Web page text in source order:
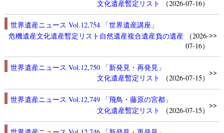
文化遺産暫定リスト （2026-07-16）
世界遺産ニュース Vol.12,754 「世界遺産講座」
危機遺産文化遺産暫定リスト 自然遺産複合遺産負の遺産
（2026-
07-16）
>>
世界遺産ニュース Vol.12,750 「新発見・再発見」
文化遺産暫定リスト （2026-07-15）
>>
世界遺産ニュース Vol.12,749 「飛鳥・藤原の宮都」
文化遺産暫定リスト （2026-07-15）
>>